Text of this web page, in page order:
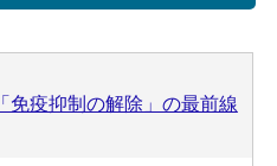
免疫抑制の解除」の最前線